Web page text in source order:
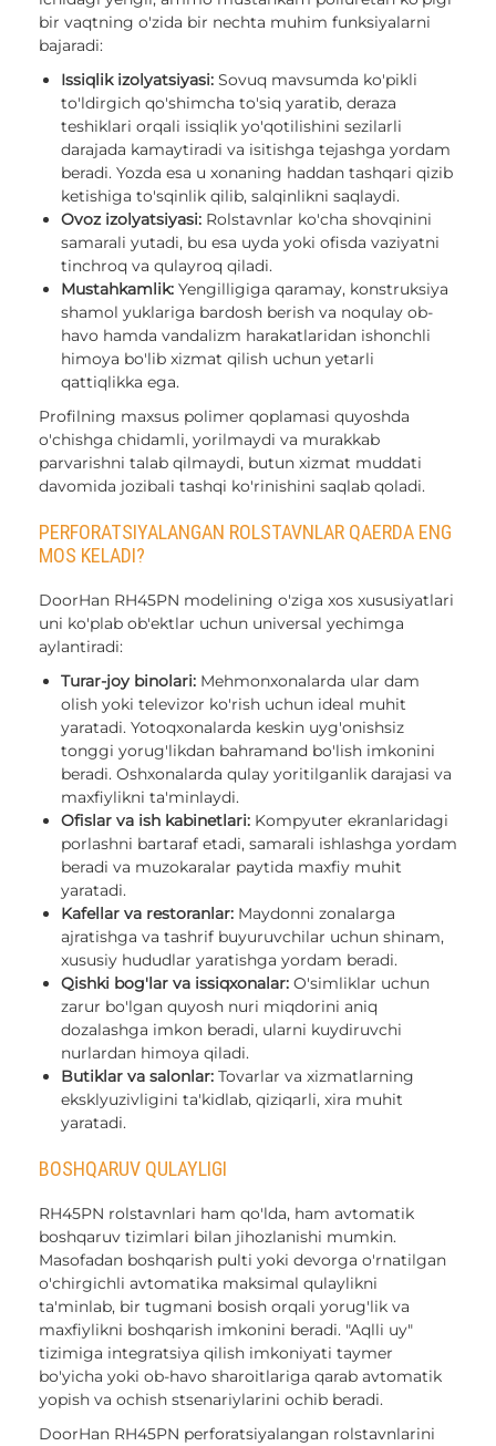
bir vaqtning o'zida bir nechta muhim funksiyalarni
bajaradi:
Issiqlik izolyatsiyasi: Sovuq mavsumda ko'pikli
to'ldirgich qo'shimcha to'siq yaratib, deraza
teshiklari orqali issiqlik yo'qotilishini sezilarli
darajada kamaytiradi va isitishga tejashga yordam
beradi. Yozda esa u xonaning haddan tashqari qizib
ketishiga to'sqinlik qilib, salqinlikni saqlaydi.
Ovoz izolyatsiyasi: Rolstavnlar ko'cha shovqinini
samarali yutadi, bu esa uyda yoki ofisda vaziyatni
tinchroq va qulayroq qiladi.
Mustahkamlik: Yengilligiga qaramay, konstruksiya
shamol yuklariga bardosh berish va noqulay ob-
havo hamda vandalizm harakatlaridan ishonchli
himoya bo'lib xizmat qilish uchun yetarli
qattiqlikka ega.
Profilning maxsus polimer qoplamasi quyoshda
o'chishga chidamli, yorilmaydi va murakkab
parvarishni talab qilmaydi, butun xizmat muddati
davomida jozibali tashqi ko'rinishini saqlab qoladi.
PERFORATSIYALANGAN ROLSTAVNLAR QAERDA ENG
MOS KELADI?
DoorHan RH45PN modelining o'ziga xos xususiyatlari
uni ko'plab ob'ektlar uchun universal yechimga
aylantiradi:
Turar-joy binolari: Mehmonxonalarda ular dam
olish yoki televizor ko'rish uchun ideal muhit
yaratadi. Yotoqxonalarda keskin uyg'onishsiz
tonggi yorug'likdan bahramand bo'lish imkonini
beradi. Oshxonalarda qulay yoritilganlik darajasi va
maxfiylikni ta'minlaydi.
Ofislar va ish kabinetlari: Kompyuter ekranlaridagi
porlashni bartaraf etadi, samarali ishlashga yordam
beradi va muzokaralar paytida maxfiy muhit
yaratadi.
Kafellar va restoranlar: Maydonni zonalarga
ajratishga va tashrif buyuruvchilar uchun shinam,
xususiy hududlar yaratishga yordam beradi.
Qishki bog'lar va issiqxonalar: O'simliklar uchun
zarur bo'lgan quyosh nuri miqdorini aniq
dozalashga imkon beradi, ularni kuydiruvchi
nurlardan himoya qiladi.
Butiklar va salonlar: Tovarlar va xizmatlarning
eksklyuzivligini ta'kidlab, qiziqarli, xira muhit
yaratadi.
BOSHQARUV QULAYLIGI
RH45PN rolstavnlari ham qo'lda, ham avtomatik
boshqaruv tizimlari bilan jihozlanishi mumkin.
Masofadan boshqarish pulti yoki devorga o'rnatilgan
o'chirgichli avtomatika maksimal qulaylikni
ta'minlab, bir tugmani bosish orqali yorug'lik va
maxfiylikni boshqarish imkonini beradi. "Aqlli uy"
tizimiga integratsiya qilish imkoniyati taymer
bo'yicha yoki ob-havo sharoitlariga qarab avtomatik
yopish va ochish stsenariylarini ochib beradi.
DoorHan RH45PN perforatsiyalangan rolstavnlarini